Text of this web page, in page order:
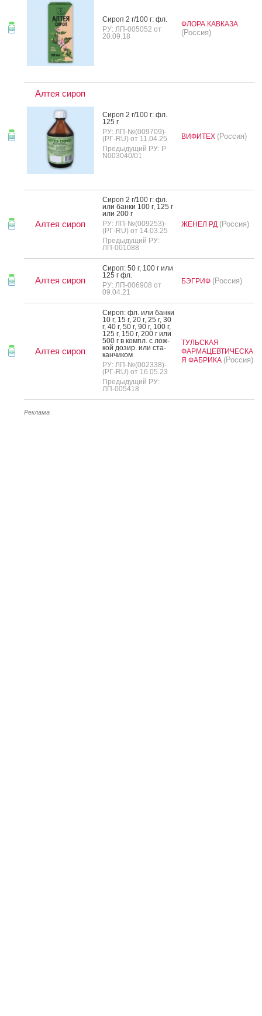
Си­роп 2 г/100 г: фл.
РУ: ЛП-005052 от
20.09.18
ФЛОРА КАВКАЗА
(Россия)
Алтея сироп
Си­роп 2 г/100 г: фл.
125 г
РУ: ЛП-№(009709)-
(РГ-RU) от 11.04.25
Предыдущий РУ: Р
N003040/01
ВИФИТЕХ (Россия)
Алтея сироп
Си­роп 2 г/100 г: фл.
или бан­ки 100 г, 125 г
или 200 г
РУ: ЛП-№(009253)-
(РГ-RU) от 14.03.25
Предыдущий РУ:
ЛП-001088
ЖЕНЕЛ РД (Россия)
Алтея сироп
Си­роп: 50 г, 100 г или
125 г фл.
РУ: ЛП-006908 от
09.04.21
БЭГРИФ (Россия)
Алтея сироп
Си­роп: фл. или бан­ки
10 г, 15 г, 20 г, 25 г, 30
г, 40 г, 50 г, 90 г, 100 г,
125 г, 150 г, 200 г или
500 г в компл. с лож­
кой до­зир. или ста­
кан­чи­ком
РУ: ЛП-№(002338)-
(РГ-RU) от 16.05.23
Предыдущий РУ:
ЛП-005418
ТУЛЬСКАЯ
ФАРМАЦЕВТИЧЕСКА
Я ФАБРИКА (Россия)
Реклама